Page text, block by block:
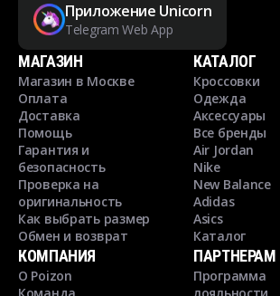
Приложение Unicorn
Telegram Web App
МАГАЗИН
Магазин в Москве
Оплата
Доставка
Помощь
Гарантия и
безопасность
Проверка на
оригинальность
Как выбрать размер
Обмен и возврат
КАТАЛОГ
Кроссовки
Одежда
Аксессуары
Все бренды
Air Jordan
Nike
New Balance
Adidas
Asics
Каталог
КОМПАНИЯ
О Poizon
ПАРТНЕРАМ
Программа